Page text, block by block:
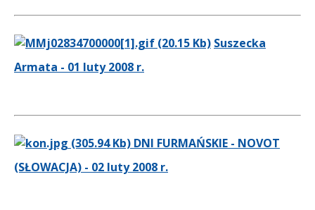
Suszecka
Armata - 01 luty 2008 r.
DNI FURMAŃSKIE - NOVOT
(SŁOWACJA) - 02 luty 2008 r.